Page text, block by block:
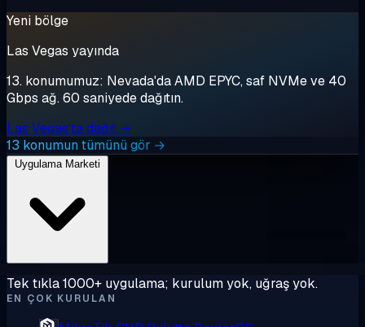
Yeni bölge
Las Vegas yayında
13. konumumuz: Nevada'da AMD EPYC, saf NVMe ve 40
Gbps ağ. 60 saniyede dağıtın.
Las Vegas'ta dağıt →
13 konumun tümünü gör →
Tek tıkla 1000+ uygulama; kurulum yok, uğraş yok.
EN ÇOK KURULAN